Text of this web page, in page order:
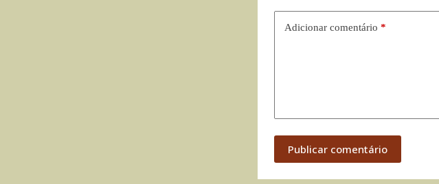
Adicionar comentário *
Publicar comentário